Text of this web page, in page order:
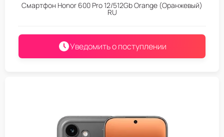
Смартфон Honor 600 Pro 12/512Gb Orange (Оранжевый)
RU
Уведомить о поступлении